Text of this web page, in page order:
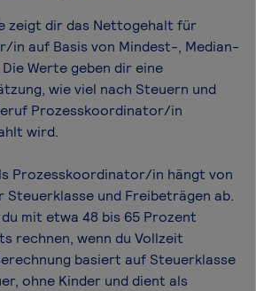
zeigt dir das Netto­gehalt für
in auf Basis von Mindest-, Median-
Werte geben dir eine
wie viel nach Steuern und
Prozesskoordinator/in
wird.
Prozesskoordinator/in hängt von
Steuerklasse und Freibeträgen ab.
mit etwa 48 bis 65 Prozent
rechnen, wenn du Vollzeit
basiert auf Steuerklasse
ohne Kinder und dient als